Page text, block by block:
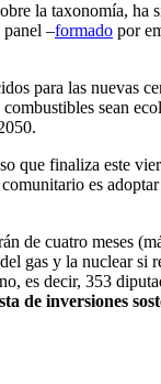
la taxonomía, ha
panel –formado por
para las nuevas
combustibles sean
que finaliza este
es
de cuatro meses
gas y la nuclear si
es decir, 353
de inversiones